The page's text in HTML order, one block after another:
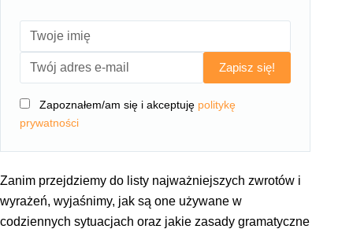
Zapisz się!
Zapoznałem/am się i akceptuję politykę
prywatności
Zanim przejdziemy do listy najważniejszych zwrotów i
wyrażeń, wyjaśnimy, jak są one używane w
codziennych sytuacjach oraz jakie zasady gramatyczne